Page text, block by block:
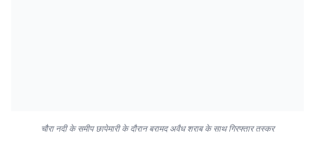
चौरा नदी के समीप छापेमारी के दौरान बरामद अवैध शराब के साथ गिरफ्तार तस्कर